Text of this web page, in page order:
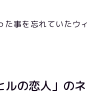
た事を忘れていたウィ
ルの恋人」のネ